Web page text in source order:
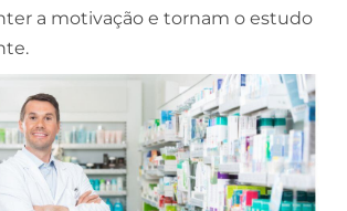
a motivação e tornam o estudo